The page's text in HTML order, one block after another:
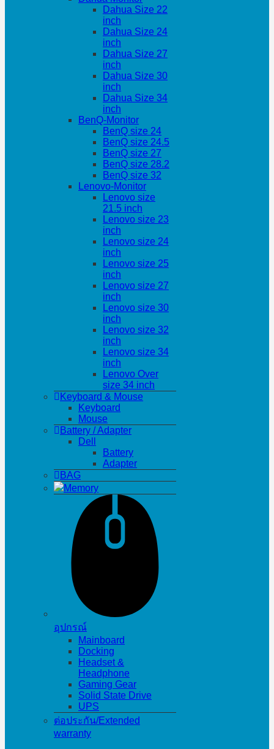
Dahua Size 22
inch
Dahua Size 24
inch
Dahua Size 27
inch
Dahua Size 30
inch
Dahua Size 34
inch
BenQ-Monitor
BenQ size 24
BenQ size 24.5
BenQ size 27
BenQ size 28.2
BenQ size 32
Lenovo-Monitor
Lenovo size
21.5 inch
Lenovo size 23
inch
Lenovo size 24
inch
Lenovo size 25
inch
Lenovo size 27
inch
Lenovo size 30
inch
Lenovo size 32
inch
Lenovo size 34
inch
Lenovo Over
size 34 inch
Keyboard & Mouse
Keyboard
Mouse
Battery / Adapter
Dell
Battery
Adapter
BAG
Memory
อุปกรณ์
Mainboard
Docking
Headset &
Headphone
Gaming Gear
Solid State Drive
UPS
ต่อประกัน/Extended
warranty